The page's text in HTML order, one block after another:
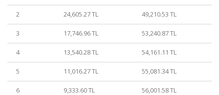
2 24,605.27 TL 49,210.53 TL
3 17,746.96 TL 53,240.87 TL
4 13,540.28 TL 54,161.11 TL
5 11,016.27 TL 55,081.34 TL
6 9,333.60 TL 56,001.58 TL